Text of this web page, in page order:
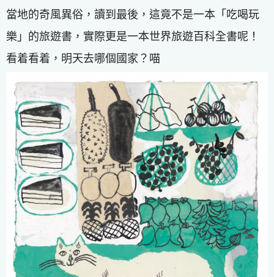
當地的奇風異俗，讀到最後，這竟不是一本「吃喝玩
樂」的旅遊書，實際更是一本世界旅遊百科全書呢！
看着看着，明天去哪個國家？喵